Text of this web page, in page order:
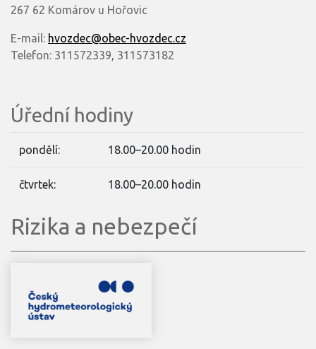
267 62 Komárov u Hořovic
E-mail: hvozdec@obec-hvozdec.cz
Telefon: 311572339, 311573182
Úřední hodiny
pondělí: 18.00–20.00 hodin
čtvrtek: 18.00–20.00 hodin
Rizika a nebezpečí